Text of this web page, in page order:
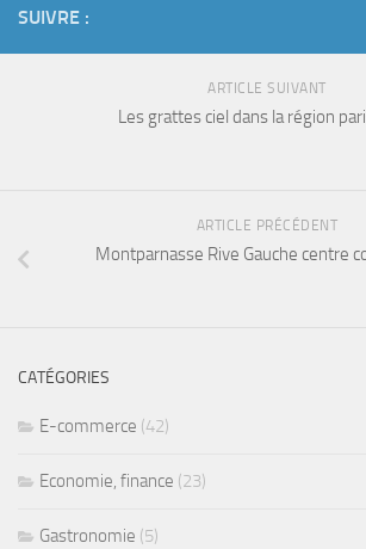
SUIVRE :
ARTICLE SUIVANT
Les grattes ciel dans la région
ARTICLE PRÉCÉDENT
Montparnasse Rive Gauche centre
CATÉGORIES
E-commerce (42)
Economie, finance (23)
Gastronomie (5)